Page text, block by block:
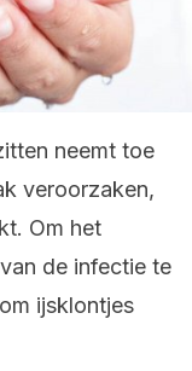
neemt toe
veroorzaken,
Om het
de infectie te
ijsklontjes